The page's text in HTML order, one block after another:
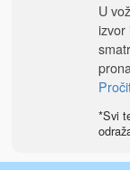
U
izvor
*Svi